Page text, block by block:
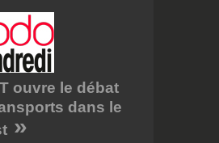
ouvre le débat
dans le